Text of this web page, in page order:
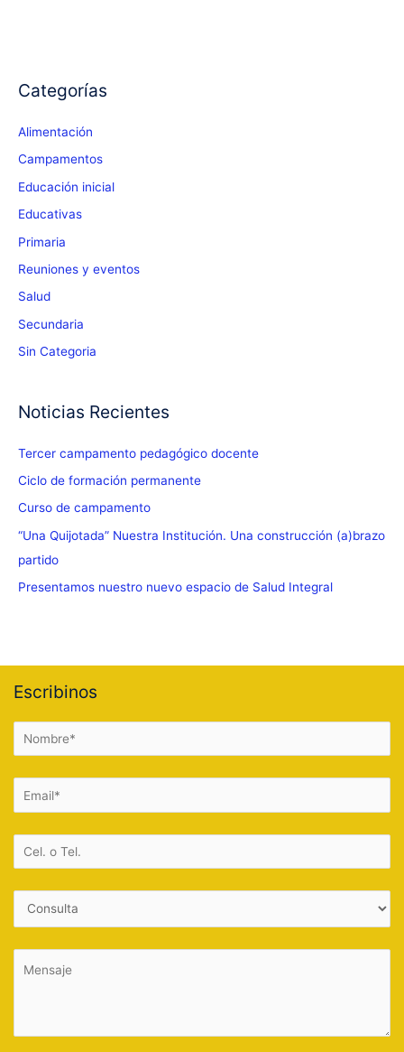
Categorías
Alimentación
Campamentos
Educación inicial
Educativas
Primaria
Reuniones y eventos
Salud
Secundaria
Sin Categoria
Noticias Recientes
Tercer campamento pedagógico docente
Ciclo de formación permanente
Curso de campamento
“Una Quijotada” Nuestra Institución. Una construcción (a)brazo
partido
Presentamos nuestro nuevo espacio de Salud Integral
Escribinos